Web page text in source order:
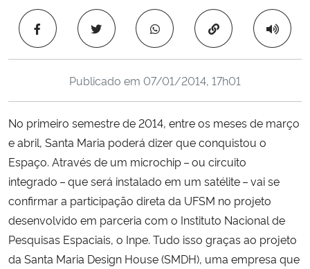
Ministério da Educação
Ministério da Saúde
Ministério de Minas e Energia
Ministério da Ciência, Tecnologia, Inovações e Comunicações
Ministério do Meio Ambiente
Ministério do Turismo
Copiar para área
Publicado em 07/01/2014, 17h01
No primeiro semestre de 2014, entre os meses de março
e abril, Santa Maria poderá dizer que conquistou o
Espaço. Através de um microchip – ou circuito
integrado – que será instalado em um satélite – vai se
confirmar a participação direta da UFSM no projeto
desenvolvido em parceria com o Instituto Nacional de
Pesquisas Espaciais, o Inpe. Tudo isso graças ao projeto
da Santa Maria Design House (SMDH), uma empresa que